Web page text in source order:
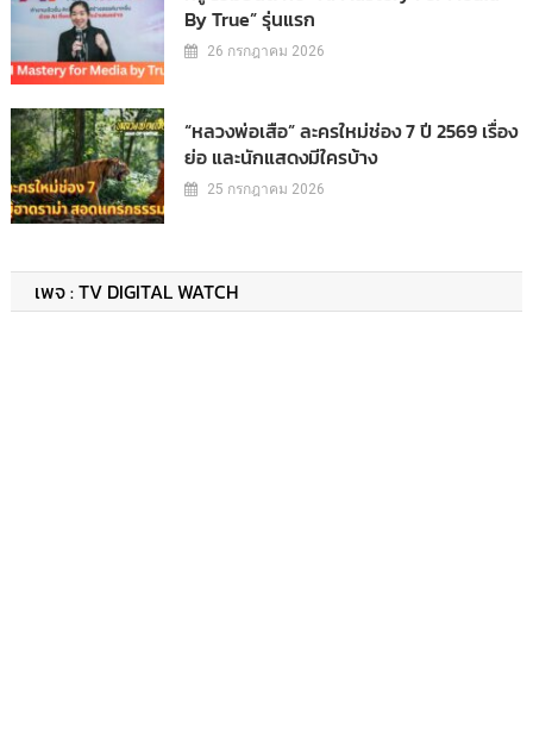
By True” รุ่นแรก
26 กรกฎาคม 2026
“หลวงพ่อเสือ” ละครใหม่ช่อง 7 ปี 2569 เรื่อง
ย่อ และนักแสดงมีใครบ้าง
25 กรกฎาคม 2026
เพจ : TV DIGITAL WATCH